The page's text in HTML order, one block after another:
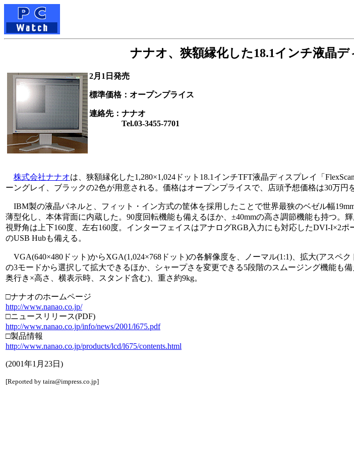
ナナオ、狭額縁化した18.1インチ液晶デ
2月1日発売
標準価格：オープンプライス
連絡先：ナナオ
Tel.03-3455-7701
株式会社ナナオは、狭額縁化した1,280×1,024ドット18.1インチTFT液晶ディスプレイ「
ーングレイ、ブラックの2色が用意される。価格はオープンプライスで、店頭予想価格は30万円
IBM製の液晶パネルと、フィット・イン方式の筐体を採用したことで世界最狭のベゼル幅
薄型化し、本体背面に内蔵した。90度回転機能も備えるほか、±40mmの高さ調節機能も持つ。輝
視野角は上下160度、左右160度。インターフェイスはアナログRGB入力にも対応したDVI-I×2
のUSB Hubも備える。
VGA(640×480ドット)からXGA(1,024×768ドット)の各解像度を、ノーマル(1:1)、拡大(アスペ
の3モードから選択して拡大できるほか、シャープさを変更できる5段階のスムージング機能も備
奥行き×高さ、横表示時、スタンド含む)、重さ約9kg。
□ナナオのホームページ
http://www.nanao.co.jp/
□ニュースリリース(PDF)
http://www.nanao.co.jp/info/news/2001/l675.pdf
□製品情報
http://www.nanao.co.jp/products/lcd/l675/contents.html
(2001年1月23日)
[Reported by taira@impress.co.jp]